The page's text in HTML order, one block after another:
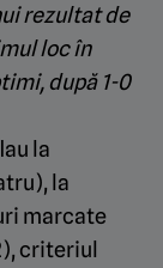
rezultat de
loc în
după 1-0
la
la
marcate
criteriul